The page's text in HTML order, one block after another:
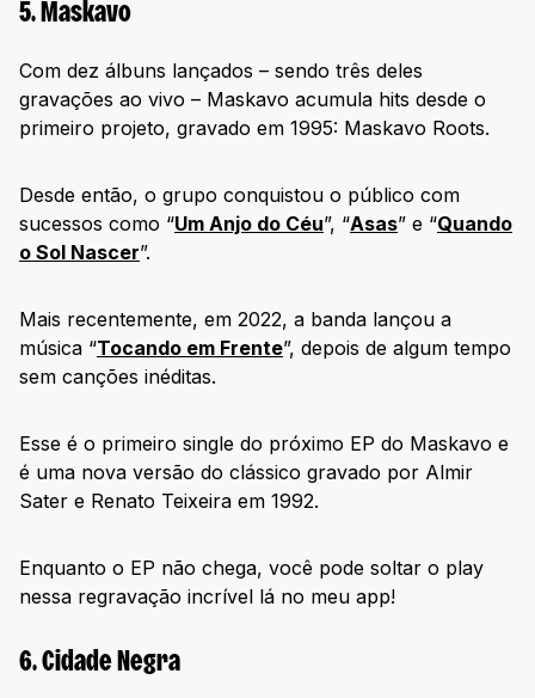
5. Maskavo
Com dez álbuns lançados – sendo três deles
gravações ao vivo – Maskavo acumula hits desde o
primeiro projeto, gravado em 1995: Maskavo Roots.
Desde então, o grupo conquistou o público com
sucessos como “Um Anjo do Céu”, “Asas” e “Quando
o Sol Nascer”.
Mais recentemente, em 2022, a banda lançou a
música “Tocando em Frente”, depois de algum tempo
sem canções inéditas.
Esse é o primeiro single do próximo EP do Maskavo e
é uma nova versão do clássico gravado por Almir
Sater e Renato Teixeira em 1992.
Enquanto o EP não chega, você pode soltar o play
nessa regravação incrível lá no meu app!
6. Cidade Negra